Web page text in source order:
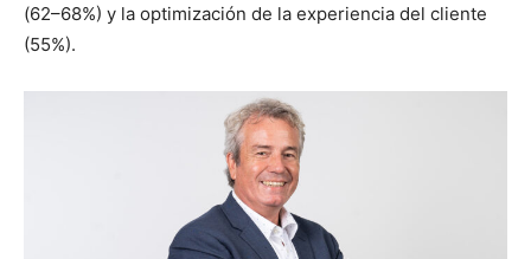
(62–68%) y la optimización de la experiencia del cliente
(55%).